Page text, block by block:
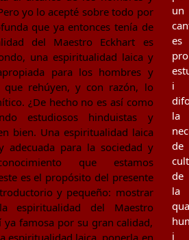
yo lo acepté sobre todo por
que ya entonces tenía de
del Maestro Eckhart es
una espiritualidad laica y
para los hombres y
que rehúyen, y con razón, lo
¿De hecho no es así como
estudiosos hinduistas y
bien. Una espiritualidad laica
adecuada para la sociedad y
que estamos
es el propósito del presente
y pequeño: mostrar
espiritualidad del Maestro
ya famosa por su gran calidad,
espiritualidad laica, ponerla en
un
es
i
la
de
de
la
i